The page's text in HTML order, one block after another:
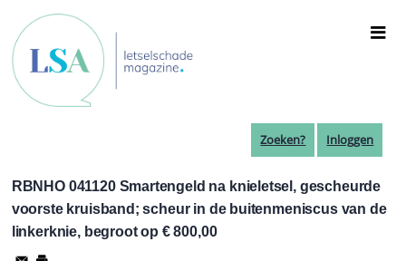
naar
de
inhoud
gaan
Zoeken? Inloggen
RBNHO 041120 Smartengeld na knieletsel, gescheurde
voorste kruisband; scheur in de buitenmeniscus van de
linkerknie, begroot op € 800,00